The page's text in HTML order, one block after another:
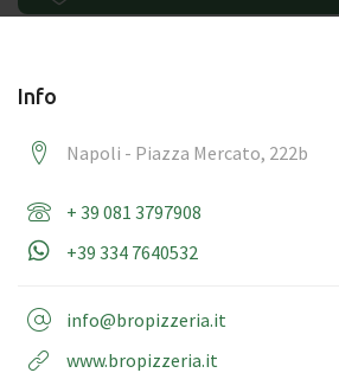
Info
Napoli - Piazza Mercato, 222b
+ 39 081 3797908
+39 334 7640532
info@bropizzeria.it
www.bropizzeria.it